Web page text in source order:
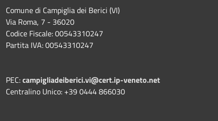
Comune di Campiglia dei Berici (VI)
Via Roma, 7 - 36020
Codice Fiscale: 00543310247
Partita IVA: 00543310247
PEC:campigliadeiberici.vi@cert.ip-veneto.net
Centralino Unico: +39 0444 866030